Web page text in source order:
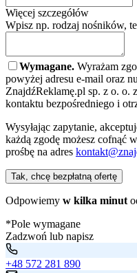
Więcej szczegółów
Wpisz np. rodzaj nośników,
Wymagane. Wyrażam
powyżej adresu e-mail oraz
ZnajdźReklamę.pl sp. z o. o.
kontaktu bezpośredniego i
Wysyłając zapytanie,
każdą zgodę możesz cofnąć
prośbę na adres
Tak, chcę bezpłatną ofertę
Odpowiemy w kilka minut
*Pole wymagane
Zadzwoń lub napisz
+48 572 281 890